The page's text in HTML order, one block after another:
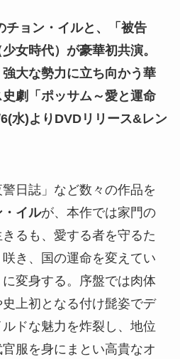
チョン・イルと、「被告
女時代）が豪華初共演。
大な勢力に立ち向かう華
劇「ポッサム～愛と運命
水)よりDVDリリース&レン
警日誌」など数々の作品を
・イルが、本作では家門の
るも、愛する者を守るた
き、国の運命を変えてい
変身する。序盤では肉体
上初となる付け髭姿でデ
ドな魅力を炸裂し、地位
服を身にまとい高貴なオ